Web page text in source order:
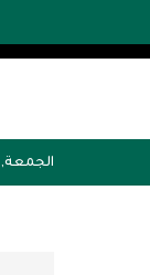
الجمعة, 7 أغسطس , 2026